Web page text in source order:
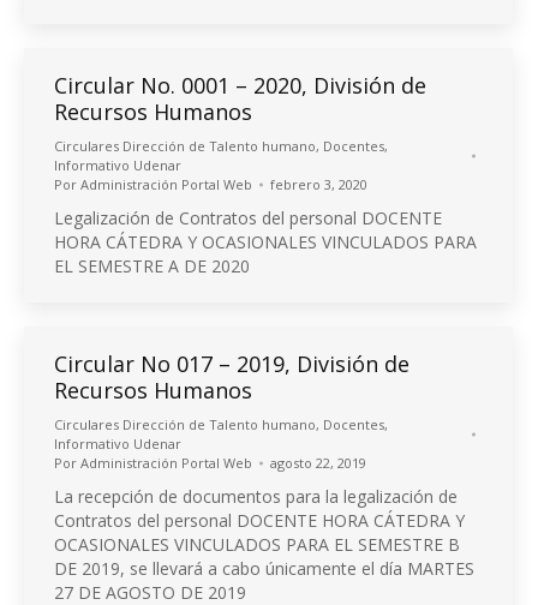
Circular No. 0001 – 2020, División de
Recursos Humanos
Circulares Dirección de Talento humano, Docentes,
Informativo Udenar
Por Administración Portal Web febrero 3, 2020
Legalización de Contratos del personal DOCENTE
HORA CÁTEDRA Y OCASIONALES VINCULADOS PARA
EL SEMESTRE A DE 2020
Circular No 017 – 2019, División de
Recursos Humanos
Circulares Dirección de Talento humano, Docentes,
Informativo Udenar
Por Administración Portal Web agosto 22, 2019
La recepción de documentos para la legalización de
Contratos del personal DOCENTE HORA CÁTEDRA Y
OCASIONALES VINCULADOS PARA EL SEMESTRE B
DE 2019, se llevará a cabo únicamente el día MARTES
27 DE AGOSTO DE 2019